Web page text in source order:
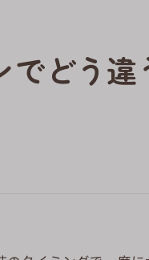
どう違